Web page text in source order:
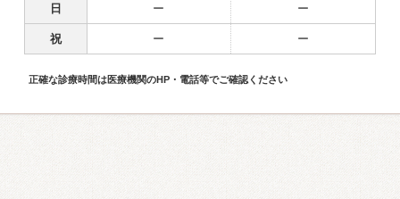
日 ー ー
祝 ー ー
正確な診療時間は医療機関のHP・電話等でご確認ください